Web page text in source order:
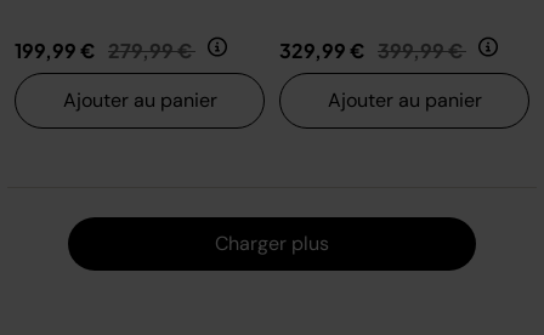
199,99 € Prix réduit de
279,99 € au
Ajouter au panier
329,99 € Prix réduit de
399,99 € au
Ajouter au panier
Charger plus